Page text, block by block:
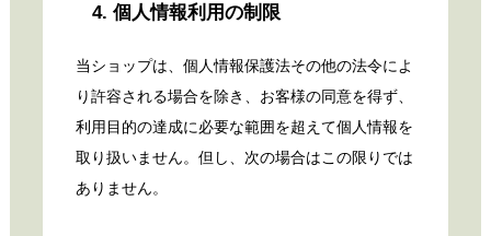
4. 個人情報利用の制限
当ショップは、個人情報保護法その他の法令によ
り許容される場合を除き、お客様の同意を得ず、
利用目的の達成に必要な範囲を超えて個人情報を
取り扱いません。但し、次の場合はこの限りでは
ありません。